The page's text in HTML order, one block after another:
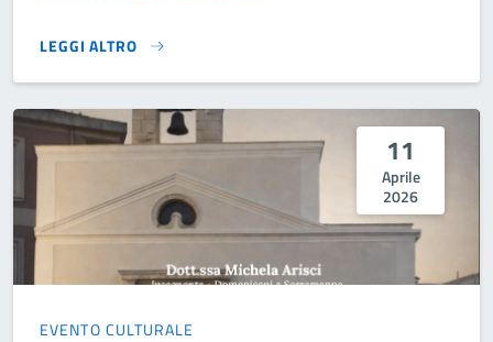
LEGGI ALTRO
SERVIZIO CENTRO PER LE FAMIGLIE, COORDINAMENTO
11
Aprile
2026
EVENTO CULTURALE